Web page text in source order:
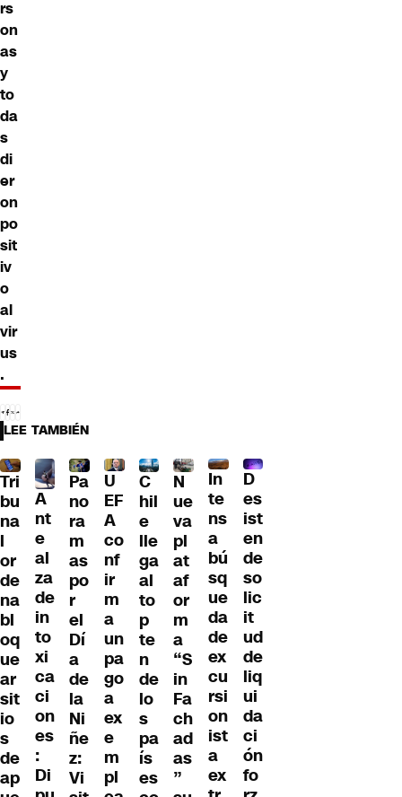
rs
on
as
y
to
da
s
di
er
on
po
sit
iv
o
al
vir
us
.
LEE TAMBIÉN
Tri
bu
na
l
or
de
na
bl
oq
ue
ar
sit
io
s
de
ap
A
nt
e
al
za
de
in
to
xi
ca
ci
on
es
:
Di
Pa
no
ra
m
as
po
r
el
Dí
a
de
la
Ni
ñe
z:
Vi
U
EF
A
co
nf
ir
m
a
un
pa
go
a
ex
e
m
pl
C
hil
e
lle
ga
al
to
p
te
n
de
lo
s
pa
ís
es
N
ue
va
pl
at
af
or
m
a
“S
in
Fa
ch
ad
as
”
In
te
ns
a
bú
sq
ue
da
de
ex
cu
rsi
on
ist
a
ex
D
es
ist
en
de
so
lic
it
ud
de
liq
ui
da
ci
ón
fo